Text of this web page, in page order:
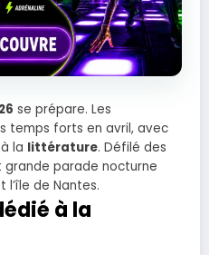
se prépare. Les
temps forts en avril, avec
la littérature. Défilé des
parade nocturne
de Nantes.
à la